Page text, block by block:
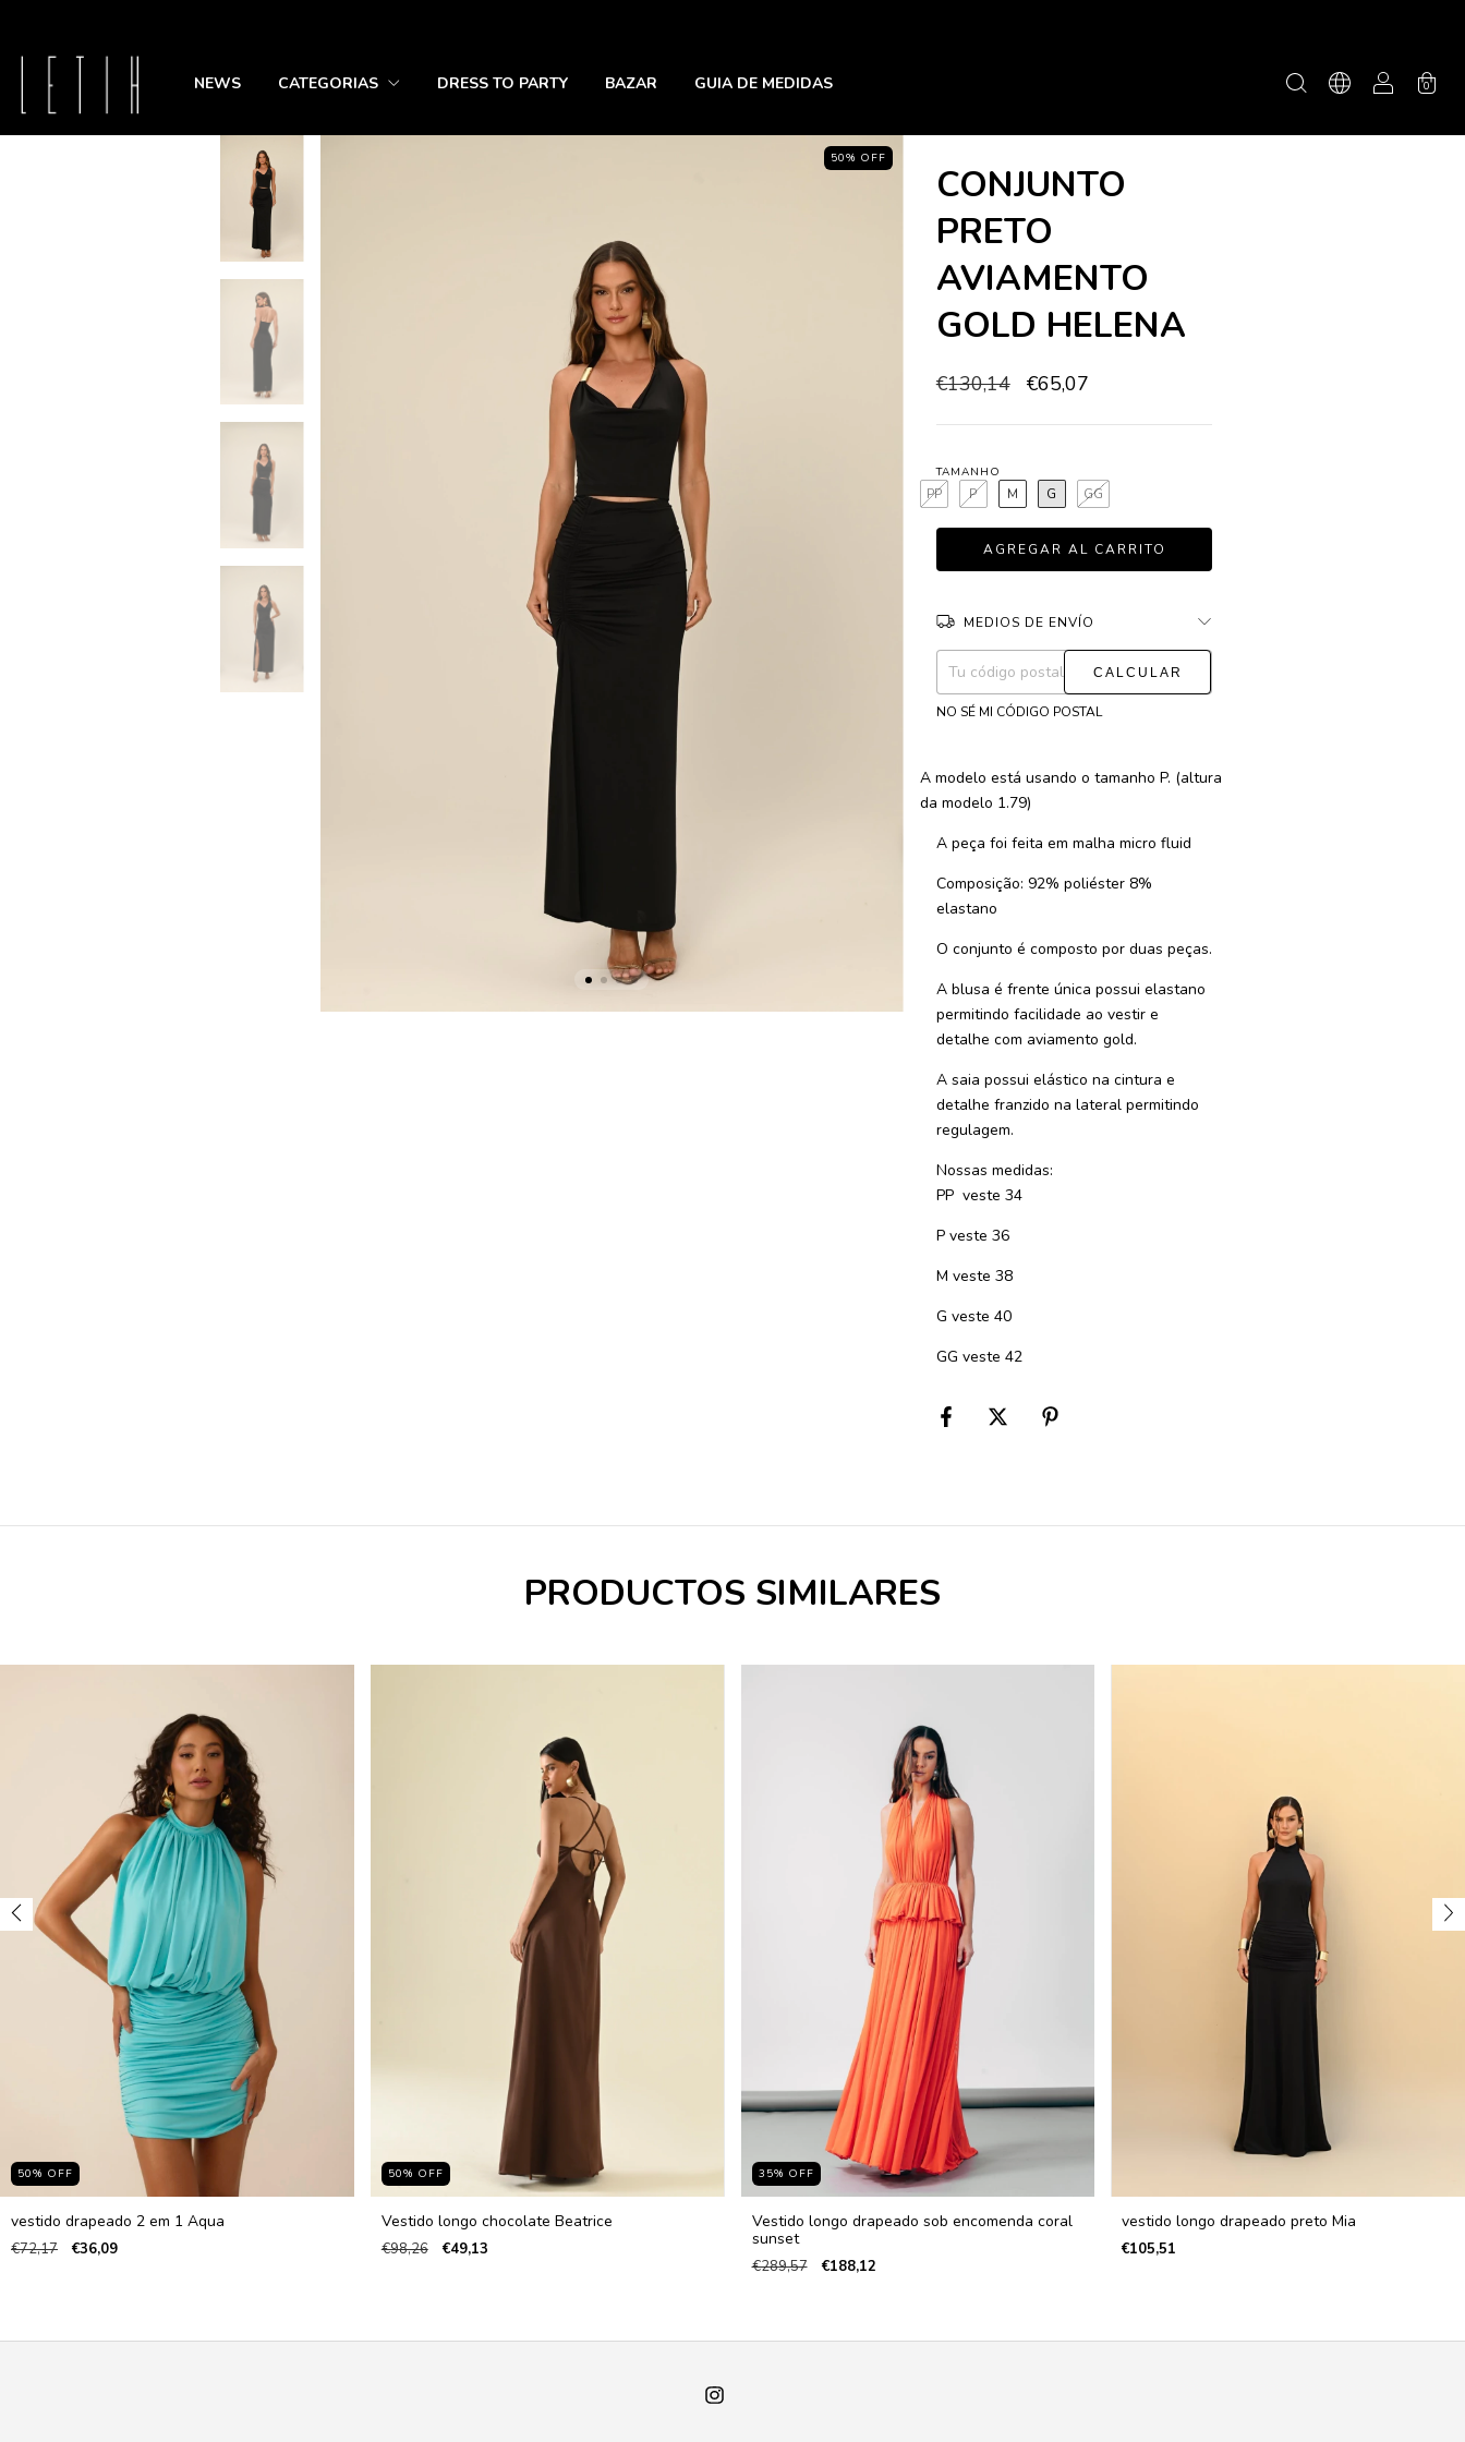
NEWS CATEGORIAS DRESS TO PARTY BAZAR GUIA DE MEDIDAS 0
50% OFF
CONJUNTO
PRETO
AVIAMENTO
GOLD HELENA
€130,14 €65,07
TAMANHO
GG
G
M
P
PP
MEDIOS DE ENVÍO
Entregas para el CP:
CAMBIAR CP
NO SÉ MI CÓDIGO POSTAL
A modelo está usando o tamanho P. (altura
da modelo 1.79)
A peça foi feita em malha micro fluid
Composição: 92% poliéster 8%
elastano
O conjunto é composto por duas peças.
A blusa é frente única possui elastano
permitindo facilidade ao vestir e
detalhe com aviamento gold.
A saia possui elástico na cintura e
detalhe franzido na lateral permitindo
regulagem.
Nossas medidas:
PP veste 34
P veste 36
M veste 38
G veste 40
GG veste 42
PRODUCTOS SIMILARES
50% OFF
vestido drapeado 2 em 1 Aqua
€72,17 €36,09
50% OFF
Vestido longo chocolate Beatrice
€98,26 €49,13
35% OFF
Vestido longo drapeado sob encomenda coral
sunset
€289,57 €188,12
vestido longo drapeado preto Mia
€105,51